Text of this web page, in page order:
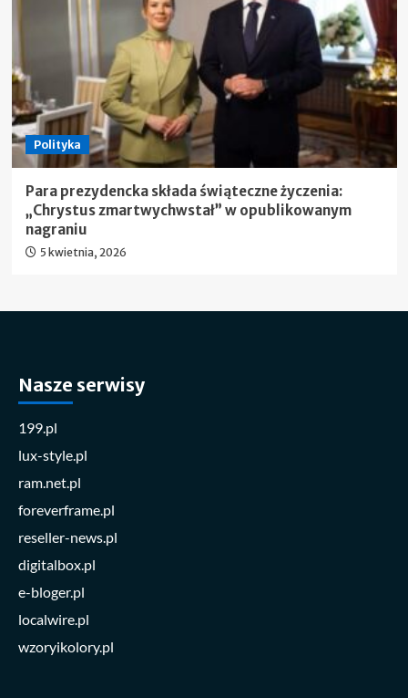
Polityka
Para prezydencka składa świąteczne życzenia:
„Chrystus zmartwychwstał” w opublikowanym
nagraniu
5 kwietnia, 2026
Nasze serwisy
199.pl
lux-style.pl
ram.net.pl
foreverframe.pl
reseller-news.pl
digitalbox.pl
e-bloger.pl
localwire.pl
wzoryikolory.pl